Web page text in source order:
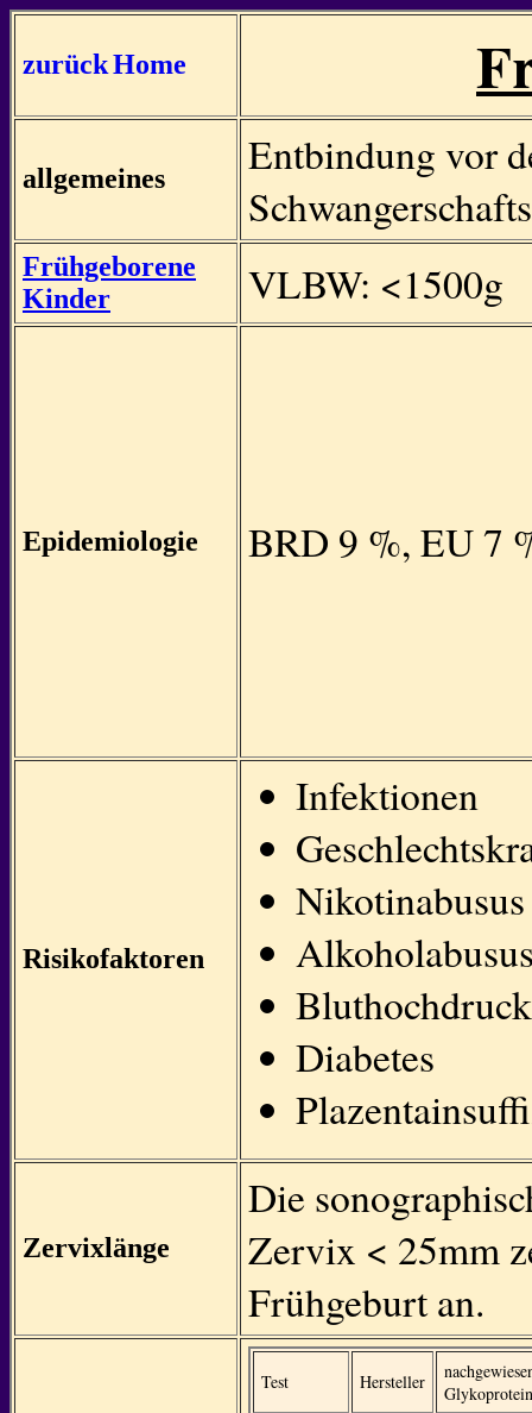
zurückHome
allgemeines
Entbindung vor
Frühgeborene
Kinder
VLBW: <1500g
Epidemiologie BRD 9 %, EU 7
Risikofaktoren
Infektionen
Nikotinabusus
Bluthochdruck
Diabetes
Zervixlänge
Die
Zervix < 25mm
Frühgeburt an.
Test Hersteller
Glykoprotein